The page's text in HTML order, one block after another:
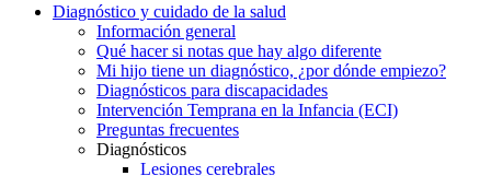
Diagnóstico y cuidado de la salud
Información general
Qué hacer si notas que hay algo diferente
Mi hijo tiene un diagnóstico, ¿por dónde empiezo?
Diagnósticos para discapacidades
Intervención Temprana en la Infancia (ECI)
Preguntas frecuentes
Diagnósticos
Lesiones cerebrales